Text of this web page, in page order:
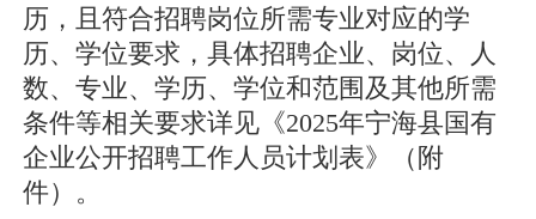
历，且符合招聘岗位所需专业对应的学
历、学位要求，具体招聘企业、岗位、人
数、专业、学历、学位和范围及其他所需
条件等相关要求详见《2025年宁海县国有
企业公开招聘工作人员计划表》（附
件）。